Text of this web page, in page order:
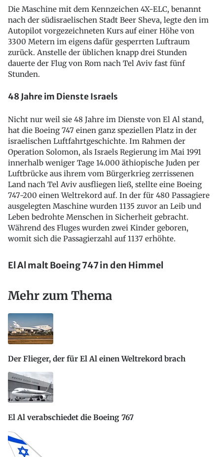
Die Maschine mit dem Kennzeichen 4X-ELC, benannt
nach der südisraelischen Stadt Beer Sheva, legte den im
Autopilot vorgezeichneten Kurs auf einer Höhe von
3300 Metern im eigens dafür gesperrten Luftraum
zurück. Anstelle der üblichen knapp drei Stunden
dauerte der Flug von Rom nach Tel Aviv fast fünf
Stunden.
48 Jahre im Dienste Israels
Nicht nur weil sie 48 Jahre im Dienste von El Al stand,
hat die Boeing 747 einen ganz speziellen Platz in der
israelischen Luftfahrtgeschichte. Im Rahmen der
Operation Solomon, als Israels Regierung im Mai 1991
innerhalb weniger Tage 14.000 äthiopische Juden per
Luftbrücke aus ihrem vom Bürgerkrieg zerrissenen
Land nach Tel Aviv ausfliegen ließ, stellte eine Boeing
747-200 einen Weltrekord auf. In der für 480 Passagiere
ausgelegten Maschine wurden 1135 zuvor an Leib und
Leben bedrohte Menschen in Sicherheit gebracht.
Während des Fluges wurden zwei Kinder geboren,
womit sich die Passagierzahl auf 1137 erhöhte.
El Al malt Boeing 747 in den Himmel
Mehr zum Thema
Der Flieger, der für El Al einen Weltrekord brach
El Al verabschiedet die Boeing 767